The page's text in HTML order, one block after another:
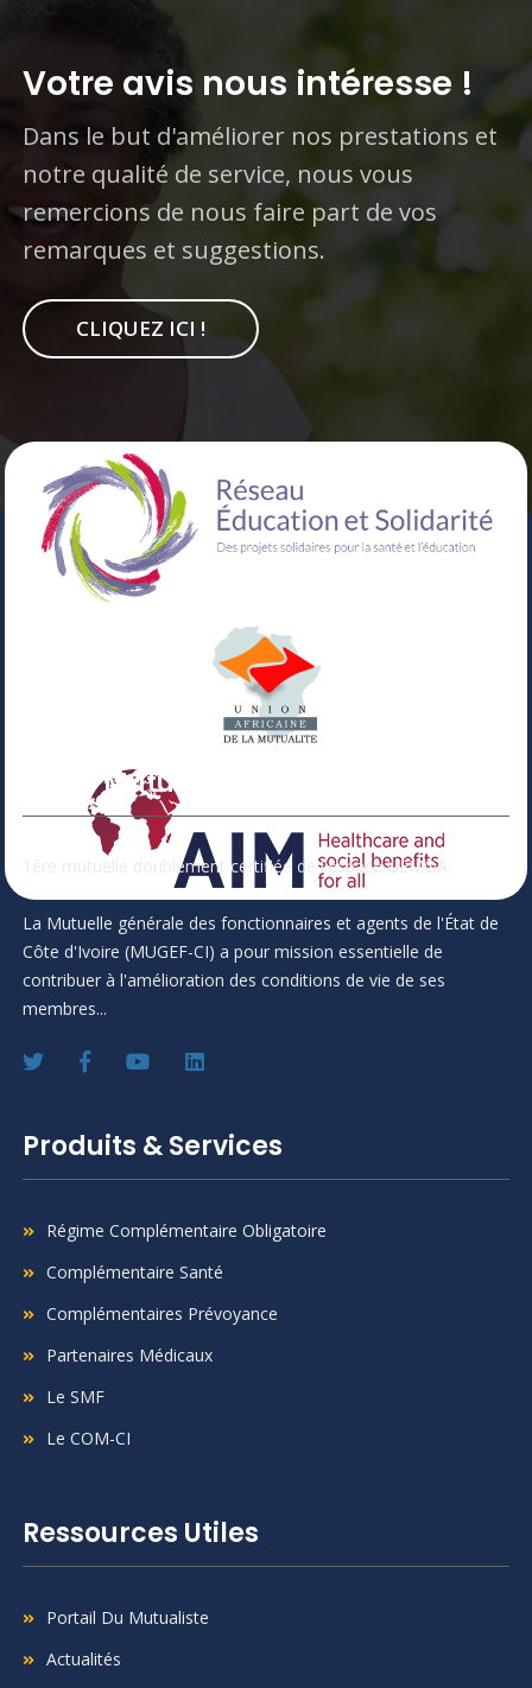
Votre avis nous intéresse !
Dans le but d'améliorer nos prestations et
notre qualité de service, nous vous
remercions de nous faire part de vos
remarques et suggestions.
CLIQUEZ ICI !
Votre Mutuelle
1ère mutuelle doublement certifiée de l'espace UEMOA.
La Mutuelle générale des fonctionnaires et agents de l'État de
Côte d'Ivoire (MUGEF-CI) a pour mission essentielle de
contribuer à l'amélioration des conditions de vie de ses
membres...
Produits & Services
Régime Complémentaire Obligatoire
Complémentaire Santé
Complémentaires Prévoyance
Partenaires Médicaux
Le SMF
Le COM-CI
Ressources Utiles
Portail Du Mutualiste
Actualités